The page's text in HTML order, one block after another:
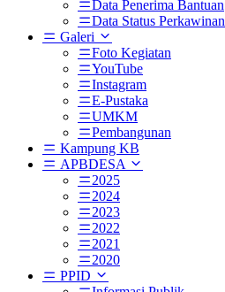
Data Penerima Bantuan
Data Status Perkawinan
Galeri
Foto Kegiatan
YouTube
Instagram
E-Pustaka
UMKM
Pembangunan
Kampung KB
APBDESA
2025
2024
2023
2022
2021
2020
PPID